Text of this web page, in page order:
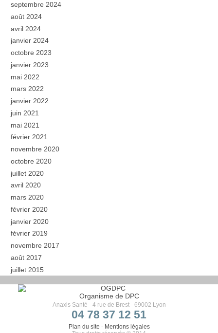
septembre 2024
août 2024
avril 2024
janvier 2024
octobre 2023
janvier 2023
mai 2022
mars 2022
janvier 2022
juin 2021
mai 2021
février 2021
novembre 2020
octobre 2020
juillet 2020
avril 2020
mars 2020
février 2020
janvier 2020
février 2019
novembre 2017
août 2017
juillet 2015
Organisme de DPC
Anaxis Santé - 4 rue de Brest - 69002 Lyon
04 78 37 12 51
Plan du site - Mentions légales